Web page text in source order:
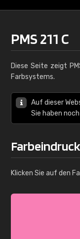
PMS 211 C
Diese Seite zeigt
Farbsystems.
Auf dieser
Sie haben
Farbeindruck
Klicken Sie auf den